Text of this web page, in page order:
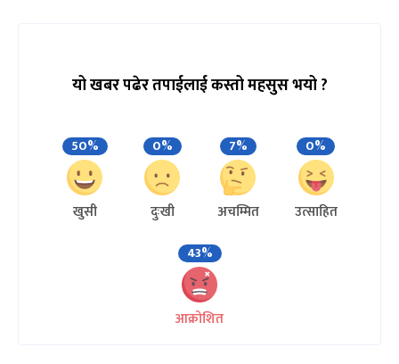
यो खबर पढेर तपाईलाई कस्तो महसुस भयो ?
50%
खुसी
0%
दुःखी
7%
अचम्मित
0%
उत्साहित
43%
आक्रोशित